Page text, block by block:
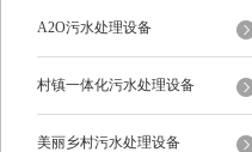
A2O污水处理设备
村镇一体化污水处理设备
美丽乡村污水处理设备